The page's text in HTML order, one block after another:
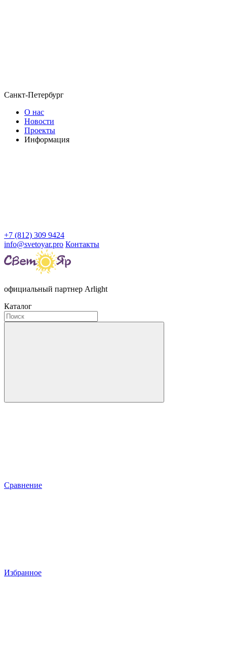
Санкт-Петербург
О нас
Новости
Проекты
Информация
+7 (812) 309 9424
info@svetoyar.pro Контакты
официальный партнер Arlight
Каталог
Сравнение
Избранное